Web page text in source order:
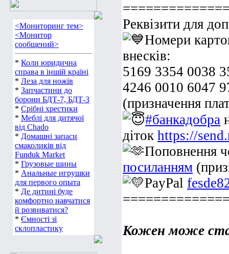
<Мониторинг тем>
<Монитор
сообщений>
* Коли юридична
справа в іншій країні
* Леза для ножів
* Запчастини до
борони БДТ-7, БДТ-3
* Срібні хрестики
* Меблі для дитячої
від Chado
* Домашні запаси
смаколиків від
Funduk Market
* Грузовые шины
* Анальные игрушки
для первого опыта
* Де дитині буде
комфортно навчатися
й розвиватися?
* Ємності зі
склопластику
Реквізити для
Номери
внесків:
5169 3354 0038
4246 0010 6047
(призначення
#банкадобра
діток https://
Поповнення
посиланням
PayPal
Кожен може